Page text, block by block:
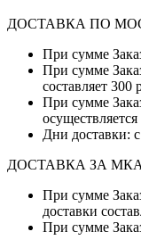
ДОСТАВКА ПО
При сумме
При сумме
составляет 300
При сумме
Дни доставки:
ДОСТАВКА ЗА
При сумме
доставки
При сумме